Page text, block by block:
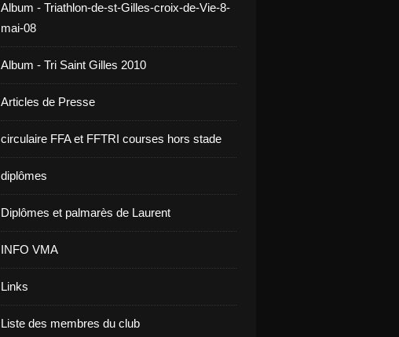
Album - Triathlon-de-st-Gilles-croix-de-Vie-8-
mai-08
Album - Tri Saint Gilles 2010
Articles de Presse
circulaire FFA et FFTRI courses hors stade
diplômes
Diplômes et palmarès de Laurent
INFO VMA
Links
Liste des membres du club